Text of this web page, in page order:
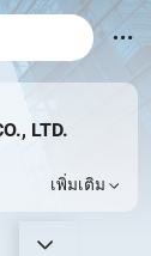
LTD.
เพิ่มเติม